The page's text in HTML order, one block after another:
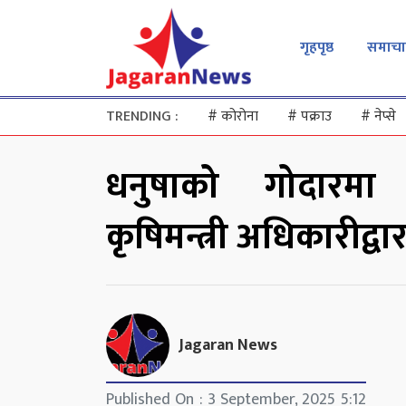
गृहपृष्ठ
TRENDING : #कोरोना #पक्राउ #नेप्से
धनुषाको
कृषिमन्त्री
Jagaran News
Published On : 3 September, 2025 5:12